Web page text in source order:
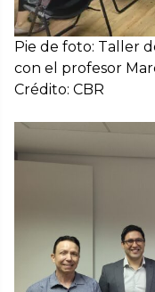
Pie de foto: Taller
con el profesor
Crédito: CBR